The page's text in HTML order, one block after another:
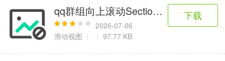
qq群组向上滚动SectionListView_Plus
2026-07-06
滑动视图
97.77 KB
下载